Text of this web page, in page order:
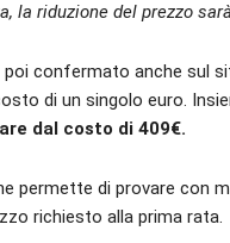
la riduzione del prezzo
confermato anche sul
di un singolo euro.
dal costo di 409€.
permette di provare con
richiesto alla prima rata.